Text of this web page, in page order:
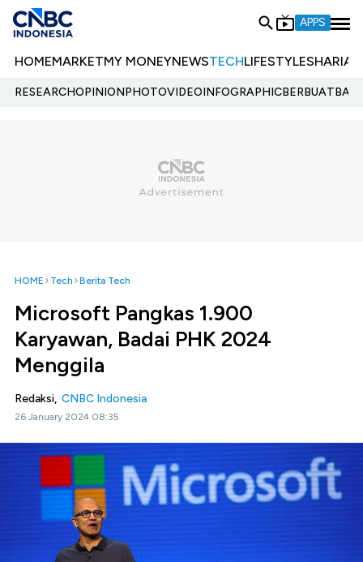
APPS
HOMEMARKETMY MONEYNEWSTECHLIFESTYLESHARIA
RESEARCHOPINIONPHOTOVIDEOINFOGRAPHIC
HOME Tech Berita Tech
Microsoft Pangkas 1.900
Karyawan, Badai PHK 2024
Menggila
Redaksi, CNBC Indonesia
26 January 2024 08:35